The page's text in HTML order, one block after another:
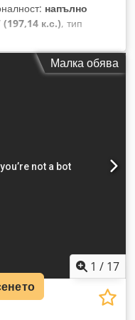
напълно
к.с.), тип
тегло:
на работа:8 000
централизиранаМалка обява
1 / 17